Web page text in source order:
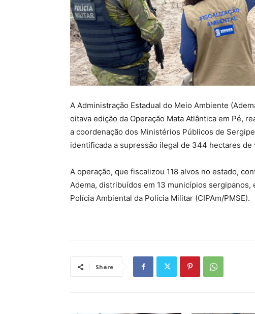
A Administração Estadual do Meio Ambiente
oitava edição da Operação Mata Atlântica em Pé,
a coordenação dos Ministérios Públicos de
identificada a supressão ilegal de 344 hectares de
A operação, que fiscalizou 118 alvos no estado,
Adema, distribuídos em 13 municípios
Polícia Ambiental da Polícia Militar (CIPAm/PMSE).
Share